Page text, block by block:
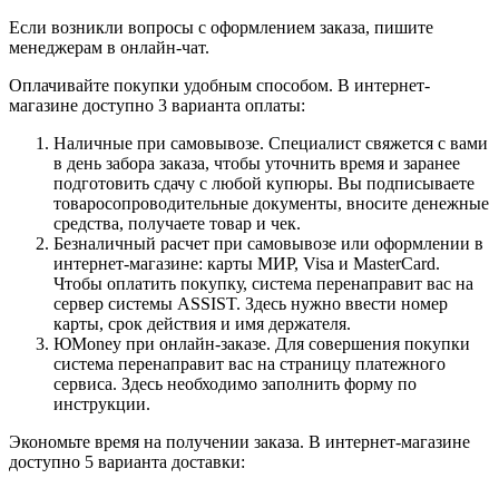
Если возникли вопросы с оформлением заказа, пишите
менеджерам в онлайн-чат.
Оплачивайте покупки удобным способом. В интернет-
магазине доступно 3 варианта оплаты:
Наличные при самовывозе. Специалист свяжется с вами
в день забора заказа, чтобы уточнить время и заранее
подготовить сдачу с любой купюры. Вы подписываете
товаросопроводительные документы, вносите денежные
средства, получаете товар и чек.
Безналичный расчет при самовывозе или оформлении в
интернет-магазине: карты МИР, Visa и MasterCard.
Чтобы оплатить покупку, система перенаправит вас на
сервер системы ASSIST. Здесь нужно ввести номер
карты, срок действия и имя держателя.
ЮMoney при онлайн-заказе. Для совершения покупки
система перенаправит вас на страницу платежного
сервиса. Здесь необходимо заполнить форму по
инструкции.
Экономьте время на получении заказа. В интернет-магазине
доступно 5 варианта доставки: